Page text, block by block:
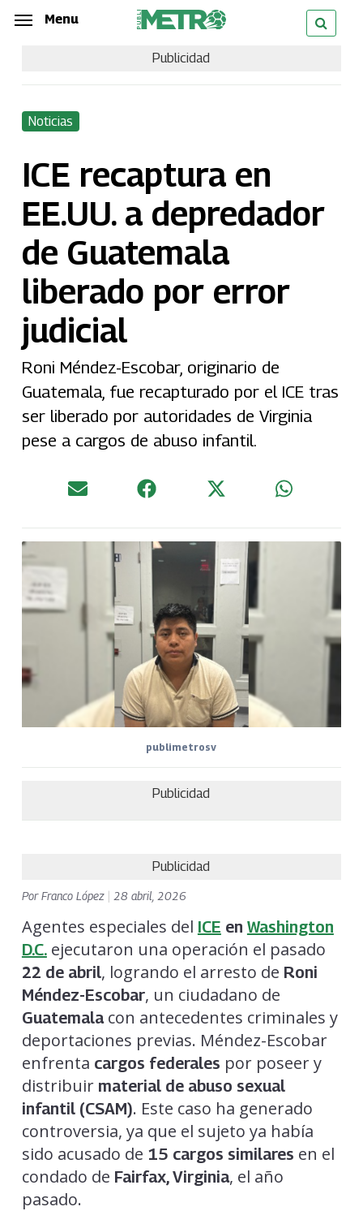
Skip
content
Menu
Publicidad
Noticias
ICE recaptura en
EE.UU. a depredador
de Guatemala
liberado por error
judicial
Roni Méndez-Escobar, originario de
Guatemala, fue recapturado por el ICE tras
ser liberado por autoridades de Virginia
pese a cargos de abuso infantil.
publimetrosv
Publicidad
Publicidad
PorFranco López 28 abril, 2026
Agentes especiales del ICE en Washington
D.C.ejecutaron una operación el pasado
22 de abril, logrando el arresto de Roni
Méndez-Escobar, un ciudadano de
Guatemalacon antecedentes criminales y
deportaciones previas. Méndez-Escobar
enfrenta cargos federales por poseer y
distribuir material de abuso sexual
infantil (CSAM). Este caso ha generado
controversia, ya que el sujeto ya había
sido acusado de 15 cargos similares en el
condado de Fairfax, Virginia, el año
pasado.
Menu